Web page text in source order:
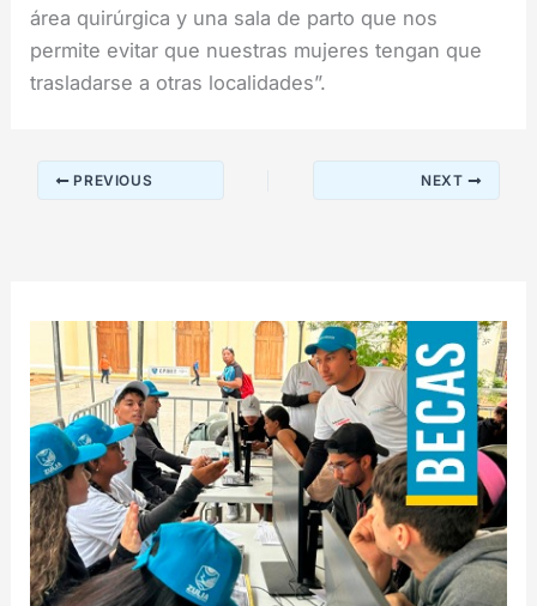
área quirúrgica y una sala de parto que nos
permite evitar que nuestras mujeres tengan que
trasladarse a otras localidades”.
PREVIOUS NEXT